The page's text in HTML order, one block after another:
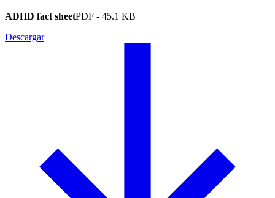
ADHD fact sheetPDF - 45.1 KB
Descargar